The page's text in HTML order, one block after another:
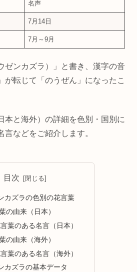
名声
7月14日
7月～9月
ゼンカズラ）」と書き、漢字の音
が転じて「のうぜん」になったこ
本と海外）の詳細を色別・国別に
言などをご紹介します。
目次
カズラの色別の花言葉
の由来（日本）
葉のある名言（日本）
の由来（海外）
葉のある名言（海外）
カズラの基本データ